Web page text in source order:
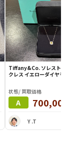
Tiffany&Co. ソレスト ネ
クレス イエローダイヤモ
状態/ 買取価格
A 700,000
Y .T